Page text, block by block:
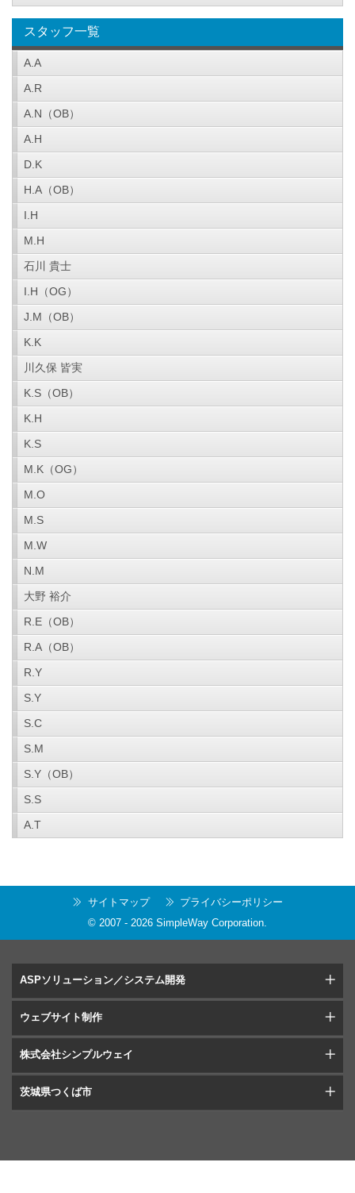
スタッフ一覧
A.A
A.R
A.N（OB）
A.H
D.K
H.A（OB）
I.H
M.H
石川 貴士
I.H（OG）
J.M（OB）
K.K
川久保 皆実
K.S（OB）
K.H
K.S
M.K（OG）
M.O
M.S
M.W
N.M
大野 裕介
R.E（OB）
R.A（OB）
R.Y
S.Y
S.C
S.M
S.Y（OB）
S.S
A.T
サイトマップ
プライバシーポリシー
© 2007 - 2026 SimpleWay Corporation
ASPソリューション／システム開発
ウェブサイト制作
株式会社シンプルウェイ
茨城県つくば市